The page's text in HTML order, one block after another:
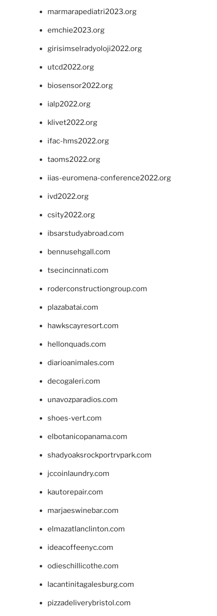
marmarapediatri2023.org
emchie2023.org
girisimselradyoloji2022.org
utcd2022.org
biosensor2022.org
ialp2022.org
klivet2022.org
ifac-hms2022.org
taoms2022.org
iias-euromena-conference2022.org
ivd2022.org
csity2022.org
ibsarstudyabroad.com
bennusehgall.com
tsecincinnati.com
roderconstructiongroup.com
plazabatai.com
hawkscayresort.com
hellonquads.com
diarioanimales.com
decogaleri.com
unavozparadios.com
shoes-vert.com
elbotanicopanama.com
shadyoaksrockportrvpark.com
jccoinlaundry.com
kautorepair.com
marjaeswinebar.com
elmazatlanclinton.com
ideacoffeenyc.com
odieschillicothe.com
lacantinitagalesburg.com
pizzadeliverybristol.com